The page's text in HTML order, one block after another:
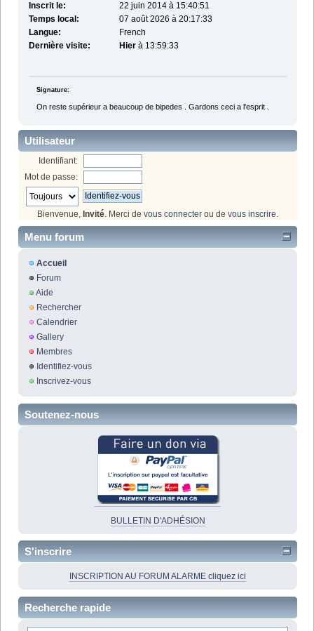
Inscrit le:
22 juin 2014 à 15:40:51
Temps local:
07 août 2026 à 20:17:33
Langue:
French
Dernière visite:
Hierà 13:59:33
Signature:
On reste supérieur a beaucoup de bipedes . Gardons ceci a l'esprit .
Utilisateur
Identifiant:
Mot de passe:
Bienvenue, Invité. Merci de vous connecter ou de vous inscrire.
Menu forum
Accueil
Forum
Aide
Rechercher
Calendrier
Gallery
Membres
Identifiez-vous
Inscrivez-vous
Soutenez-nous
BULLETIN D'ADHÉSION
S'inscrire
INSCRIPTION AU FORUM ALARME cliquez ici
Recherche rapide